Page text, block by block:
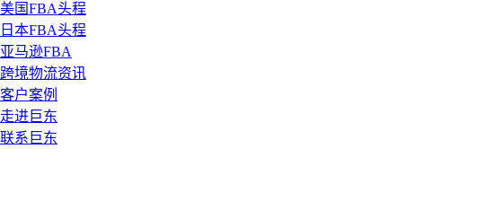
美国FBA头程
日本FBA头程
亚马逊FBA
跨境物流资讯
客户案例
走进巨东
联系巨东